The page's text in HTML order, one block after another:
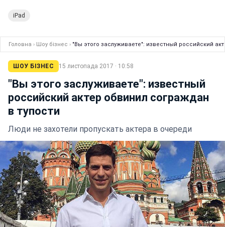
iPad
Головна › Шоу бізнес › "Вы этого заслуживаете": известный российский
ШОУ БІЗНЕС 15 листопада 2017 · 10:58
"Вы этого заслуживаете": известный
российский актер обвинил сограждан
в тупости
Люди не захотели пропускать актера в очереди